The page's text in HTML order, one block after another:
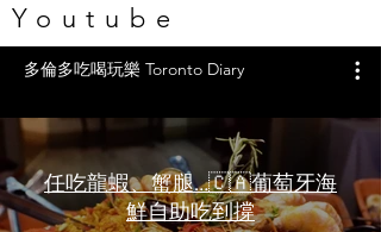
Youtube
多倫多吃喝玩樂 Toronto Diary
任吃龍蝦、蟹腿…🇨🇦葡萄牙海
鮮自助吃到撐